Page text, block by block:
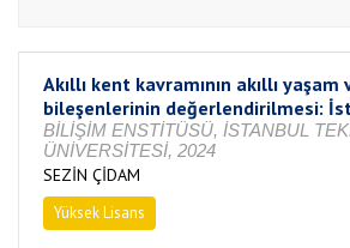
Akıllı kent kavramının akıllı yaşam
bileşenlerinin değerlendirilmesi:
BİLİŞİM ENSTİTÜSÜ, İSTANBUL
ÜNİVERSİTESİ, 2024
SEZİN ÇİDAM
Yüksek Lisans